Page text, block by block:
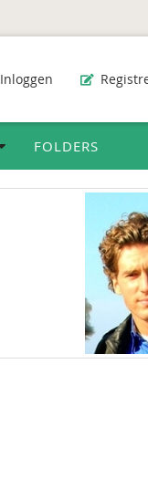
Inloggen
FOLDERS